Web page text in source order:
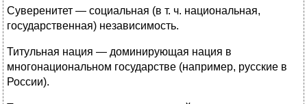
Суверенитет — социальная (в т. ч. национальная,
государственная) независимость.
Титульная нация — доминирующая нация в
многонациональном государстве (например, русские в
России).